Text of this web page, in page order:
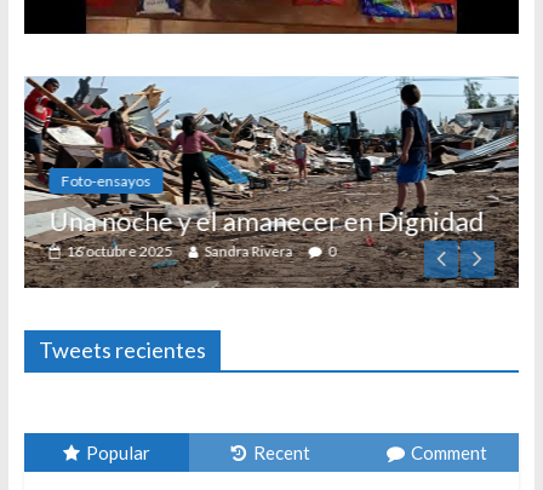
Foto-ensayos
Una noche y el amanecer en Dignidad
16 octubre 2025 Sandra Rivera 0
Tweets recientes
Popular Recent Comment